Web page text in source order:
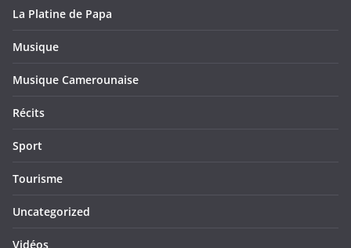
La Platine de Papa
Musique
Musique Camerounaise
Récits
Sport
Tourisme
Uncategorized
Vidéos